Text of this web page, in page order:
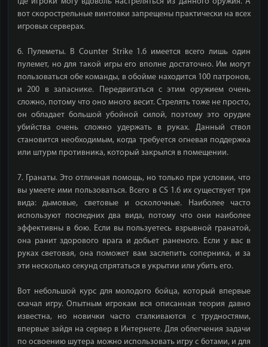
вот скорострельные винтовки запрещены практически на всех
игровых серверах.
6. Пулеметы. В Counter Strike 1.6 имеется всего лишь один
пулемет, но для такой игры его вполне достаточно. Им могут
пользоваться обе команды, в обойме находится 100 патронов,
и 200 в запаснике. Передвигаться с этим оружием очень
сложно, потому что оно много весит. Стрелять тоже не просто,
он обладает большой убойной силой, поэтому это орудие
убийства очень сложно удержать в руках. Данный ствол
становится необходимым, когда требуется огневая поддержка
или штурм противника, который закрылся в помещении.
7. Гранаты. Это отличная помощь, но только при условии, что
вы умеете ими пользоваться. Всего в CS 1.6 их существует три
вида: дымовые, световые и осколочные. Наиболее часто
используют последних два вида, потому что они наиболее
эффективны в бою. Если вы пользуетесь взрывной гранатой,
она ранит здорового врага и добьет раненого. Если у вас в
руках световая, она поможет вам заслепить соперника, и за
эти несколько секунд спрятаться в укрытии или убить его.
Вот небольшой курс для молодого бойца, который впервые
скачал игру. Опытным игрокам вся описанная теория давно
известна, но новички часто сталкиваются с трудностями,
впервые зайдя на сервер в Интернете. Для облегчения задачи
по освоению шутера можно использовать игру с ботами, и для